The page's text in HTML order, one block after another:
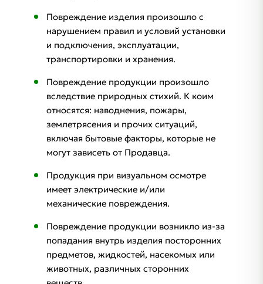
Повреждение изделия произошло с
нарушением правил и условий установки
и подключения, эксплуатации,
транспортировки и хранения.
Повреждение продукции произошло
вследствие природных стихий. К коим
относятся: наводнения, пожары,
землетрясения и прочих ситуаций,
включая бытовые факторы, которые не
могут зависеть от Продавца.
Продукция при визуальном осмотре
имеет электрические и/или
механические повреждения.
Повреждение продукции возникло из-за
попадания внутрь изделия посторонних
предметов, жидкостей, насекомых или
животных, различных сторонних